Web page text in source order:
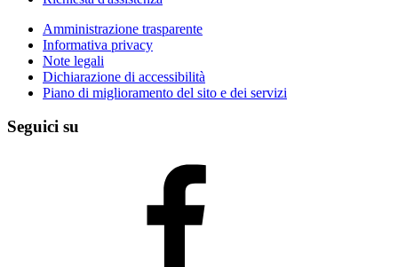
Amministrazione trasparente
Informativa privacy
Note legali
Dichiarazione di accessibilità
Piano di miglioramento del sito e dei servizi
Seguici su